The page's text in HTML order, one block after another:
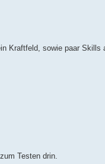
Kraftfeld, sowie paar Skills
Testen drin.